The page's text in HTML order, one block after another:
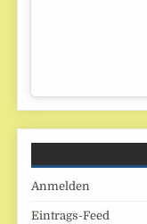
Anmelden
Eintrags-Feed